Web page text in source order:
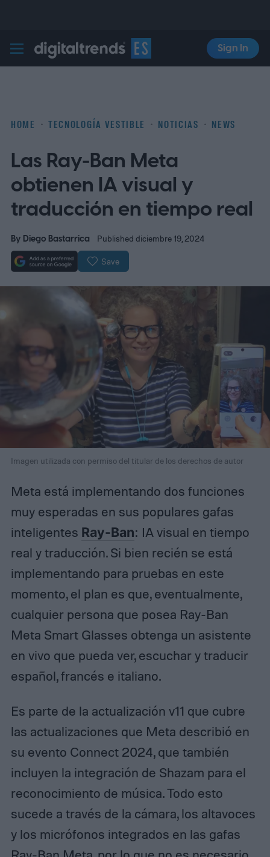
Digital Trends Español
Sign In
HOME TECNOLOGÍA VESTIBLE NOTICIAS NEWS
Las Ray-Ban Meta
obtienen IA visual y
traducción en tiempo real
By Diego Bastarrica Published diciembre 19, 2024
Save
Imagen utilizada con permiso del titular de los derechos de autor
Meta está implementando dos funciones
muy esperadas en sus populares gafas
inteligentes Ray-Ban: IA visual en tiempo
real y traducción. Si bien recién se está
implementando para pruebas en este
momento, el plan es que, eventualmente,
cualquier persona que posea Ray-Ban
Meta Smart Glasses obtenga un asistente
en vivo que pueda ver, escuchar y traducir
español, francés e italiano.
Es parte de la actualización v11 que cubre
las actualizaciones que Meta describió en
su evento Connect 2024, que también
incluyen la integración de Shazam para el
reconocimiento de música. Todo esto
sucede a través de la cámara, los altavoces
y los micrófonos integrados en las gafas